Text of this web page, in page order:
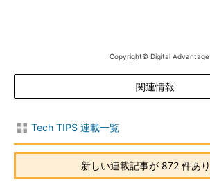
本稿では、Start Menu 8のインストール方
の場合は保守ライセンスの「Start Menu 8
Copyright© Digital Advantage
関連情報
Tech TIPS 連載一覧
新しい連載記事が 872 件あ